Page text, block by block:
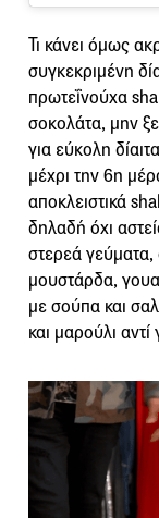
Τι κάνει όμως
συγκεκριμένη
πρωτεΐνούχα
σοκολάτα, μην
για εύκολη
μέχρι την 6η
αποκλειστικά
δηλαδή όχι
στερεά
μουστάρδα,
με σούπα και
και μαρούλι αντί